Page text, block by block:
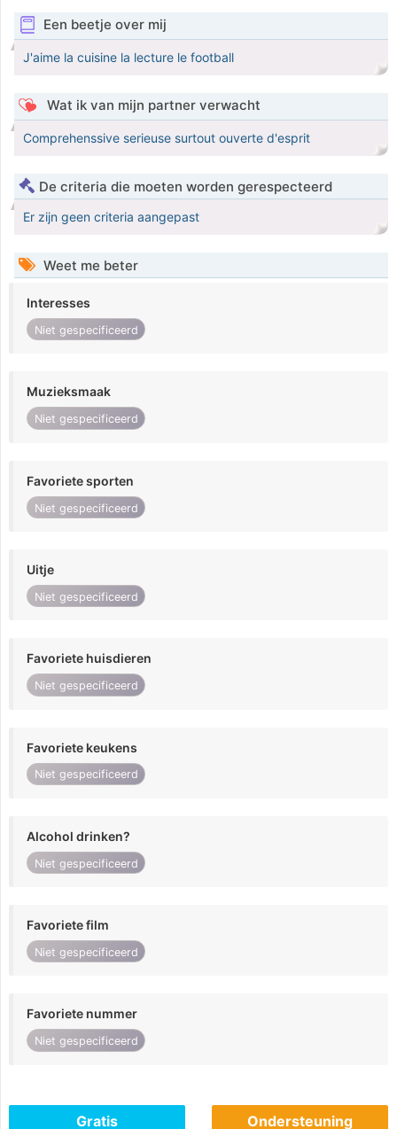
Een beetje over mij
J'aime la cuisine la lecture le football
Wat ik van mijn partner verwacht
Comprehenssive serieuse surtout ouverte d'esprit
De criteria die moeten worden gerespecteerd
Er zijn geen criteria aangepast
Weet me beter
Interesses
Niet gespecificeerd
Muzieksmaak
Niet gespecificeerd
Favoriete sporten
Niet gespecificeerd
Uitje
Niet gespecificeerd
Favoriete huisdieren
Niet gespecificeerd
Favoriete keukens
Niet gespecificeerd
Alcohol drinken?
Niet gespecificeerd
Favoriete film
Niet gespecificeerd
Favoriete nummer
Niet gespecificeerd
Gratis Ondersteuning